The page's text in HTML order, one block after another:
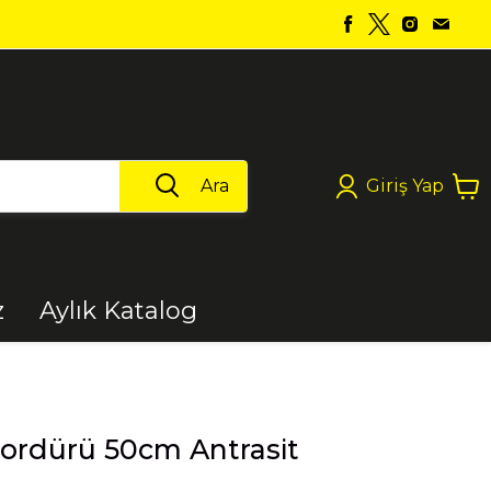
Ara Giriş Yap
Aletler
Aylık Katalog
50cm Antrasit